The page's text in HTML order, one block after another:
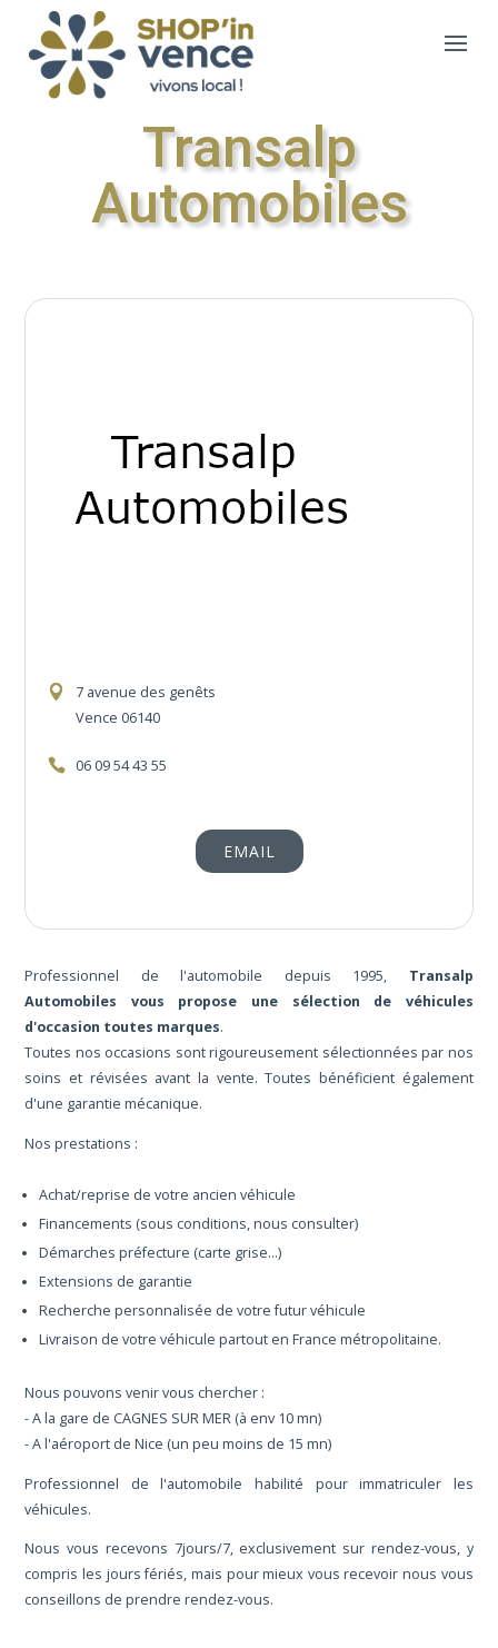
Transalp
Automobiles
7 avenue des genêts
Vence 06140
06 09 54 43 55
EMAIL
Professionnel de l'automobile depuis 1995, Transalp
Automobiles vous propose une sélection de véhicules
d'occasion toutes marques.
Toutes nos occasions sont rigoureusement sélectionnées par nos
soins et révisées avant la vente. Toutes bénéficient également
d'une garantie mécanique.
Nos prestations :
Achat/reprise de votre ancien véhicule
Financements (sous conditions, nous consulter)
Démarches préfecture (carte grise...)
Extensions de garantie
Recherche personnalisée de votre futur véhicule
Livraison de votre véhicule partout en France métropolitaine.
Nous pouvons venir vous chercher :
- A la gare de CAGNES SUR MER (à env 10 mn)
- A l'aéroport de Nice (un peu moins de 15 mn)
Professionnel de l'automobile habilité pour immatriculer les
véhicules.
Nous vous recevons 7jours/7, exclusivement sur rendez-vous, y
compris les jours fériés, mais pour mieux vous recevoir nous vous
conseillons de prendre rendez-vous.